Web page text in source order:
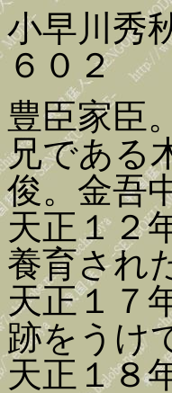
小早川秀
６０２
豊臣家臣。
兄である
俊。金吾
天正１２
養育され
天正１７
跡をうけ
天正１８